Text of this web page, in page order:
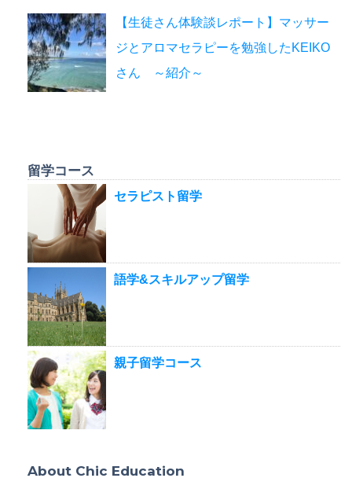
【生徒さん体験談レポート】マッサー
ジとアロマセラピーを勉強したKEIKO
さん ～紹介～
留学コース
セラピスト留学
語学&スキルアップ留学
親子留学コース
About Chic Education